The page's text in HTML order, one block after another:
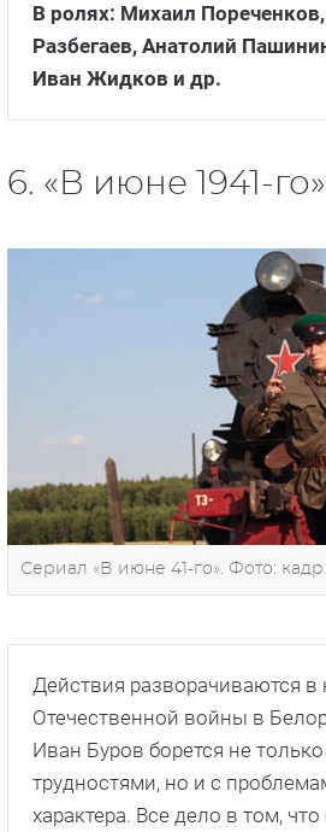
В ролях: Михаил
Разбегаев, Анатолий
Иван Жидков и др.
6. «В июне 1941-
Сериал «В июне 41-го». Фото:
Действия разворачиваются в
Отечественной войны в
Иван Буров борется не
трудностями, но и с
характера. Все дело в том,